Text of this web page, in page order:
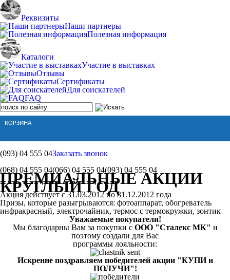
Реквизиты
Наши партнеры
Полезная информация
Каталоги
Участие в выставках
Отзывы
Сертификаты
Для соискателей
FAQ
КОРЗИНА
(093) 04 555 04Заказать звонок
(068) 04 555 04(066) 04 555 04(093) 04 555 04
ПРЕМИАЛЬНЫЕ АКЦИИ
КРУГЛЫЙ ГОД
Акция действует с 31.03.2012 по 31.12.2012 года
Призы, которые разыгрываются: фотоаппарат, обогреватель
инфракрасный, электрочайник, термос с термокружки, зонтик
Уважаемые покупатели!
Мы благодарны Вам за покупки с ООО "Сталекс МК" и
поэтому создали для Вас
программы лояльности:
Искренне поздравляем победителей акции "КУПИ и
ПОЛУЧИ"!